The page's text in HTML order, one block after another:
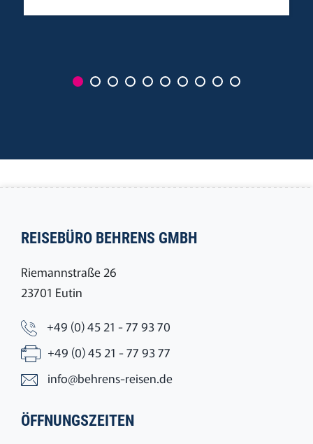
REISEBÜRO BEHRENS GMBH
Riemannstraße 26
23701 Eutin
+49 (0) 45 21 - 77 93 70
+49 (0) 45 21 - 77 93 77
info@behrens-reisen.de
ÖFFNUNGSZEITEN